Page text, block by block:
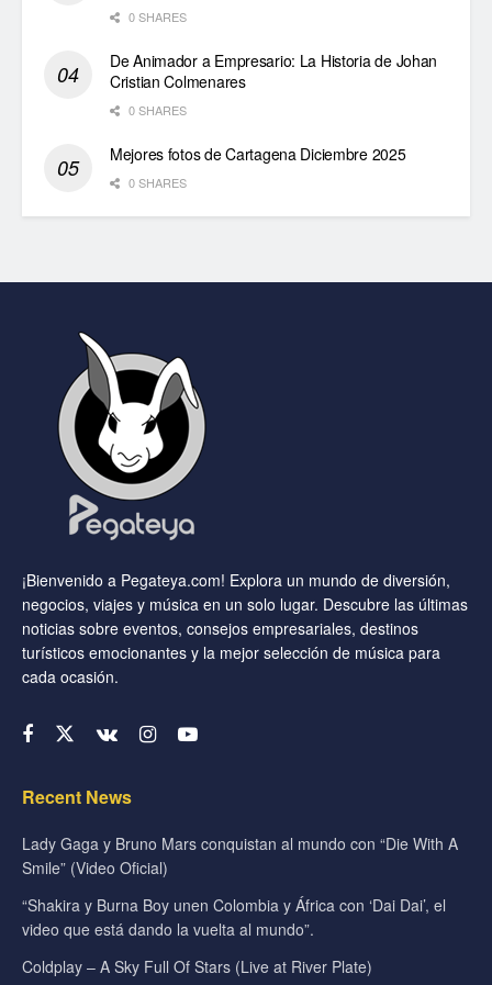
0 SHARES
De Animador a Empresario: La Historia de Johan
Cristian Colmenares
0 SHARES
Mejores fotos de Cartagena Diciembre 2025
0 SHARES
¡Bienvenido a Pegateya.com! Explora un mundo de diversión,
negocios, viajes y música en un solo lugar. Descubre las últimas
noticias sobre eventos, consejos empresariales, destinos
turísticos emocionantes y la mejor selección de música para
cada ocasión.
Recent News
Lady Gaga y Bruno Mars conquistan al mundo con “Die With A
Smile” (Video Oficial)
“Shakira y Burna Boy unen Colombia y África con ‘Dai Dai’, el
video que está dando la vuelta al mundo”.
Coldplay – A Sky Full Of Stars (Live at River Plate)